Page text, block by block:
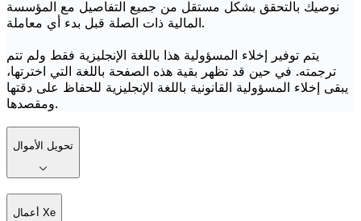
نوصيك بالتحقق بشكل مستقل من جميع التفاصيل مع المؤسسة
المالية ذات الصلة قبل بدء أي معاملة.
يتم توفير إخلاء المسؤولية هذا باللغة الإنجليزية فقط ولم تتم
ترجمته. في حين قد تظهر بقية هذه الصفحة باللغة التي اخترتها،
يبقى إخلاء المسؤولية القانونية باللغة الإنجليزية للحفاظ على دقتها
ومقصدها.
تحويل الأموال
أعمال Xe